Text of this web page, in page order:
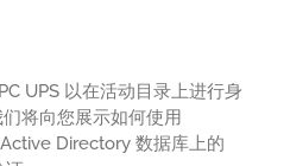
UPS 以在活动目录上进行身
将向您展示如何使用
Directory 数据库上的